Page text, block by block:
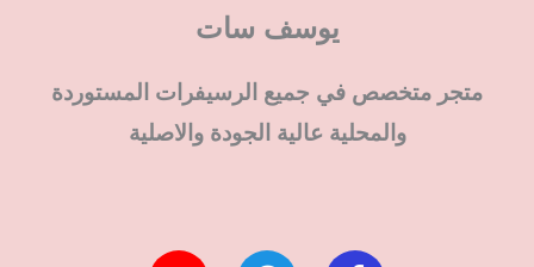
يوسف سات
متجر متخصص في جميع الرسيفرات المستوردة
والمحلية عالية الجودة والاصلية